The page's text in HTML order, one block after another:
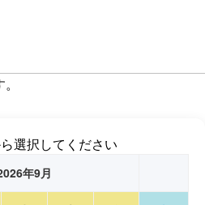
選択してください
年9月